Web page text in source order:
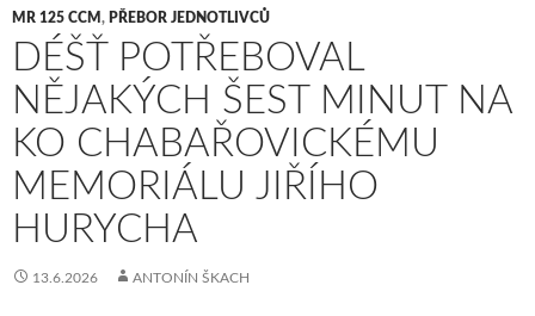
MR 125 CCM , PŘEBOR JEDNOTLIVCŮ
DÉŠŤ POTŘEBOVAL
NĚJAKÝCH ŠEST MINUT NA
KO CHABAŘOVICKÉMU
MEMORIÁLU JIŘÍHO
HURYCHA
13.6.2026 ANTONÍN ŠKACH